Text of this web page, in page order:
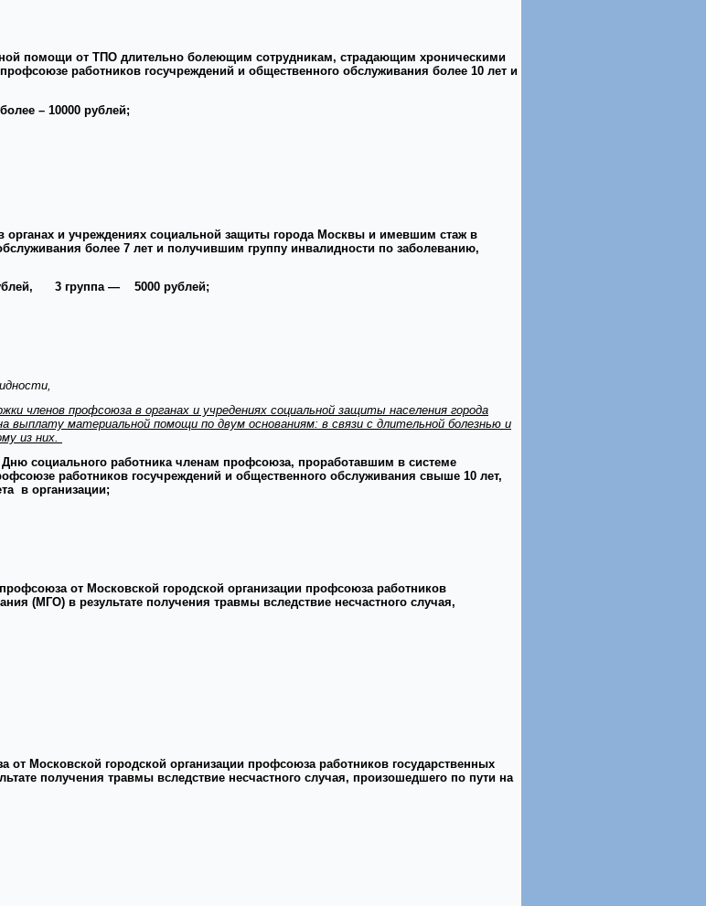
помощи от ТПО длительно болеющим сотрудникам, страдающим хроническими
работников госучреждений и общественного обслуживания более 10 лет и
– 10000 рублей;
и учреждениях социальной защиты города Москвы и имевшим стаж в
более 7 лет и получившим группу инвалидности по заболеванию,
3 группа —
5000 рублей;
членов профсоюза в органах и учредениях социальной защиты населения города
материальной помощи по двум основаниям: в связи с длительной болезнью и
из них.
социального работника членам профсоюза, проработавшим в системе
работников госучреждений и общественного обслуживания свыше 10 лет,
в организации;
от Московской городской организации профсоюза работников
(МГО) в результате получения травмы вследствие несчастного случая,
Московской городской организации профсоюза работников государственных
получения травмы вследствие несчастного случая, произошедшего по пути на